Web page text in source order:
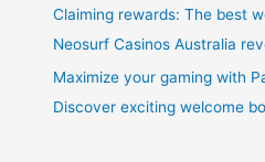
Claiming rewards: The best
Neosurf Casinos Australia
Maximize your gaming with
Discover exciting welcome